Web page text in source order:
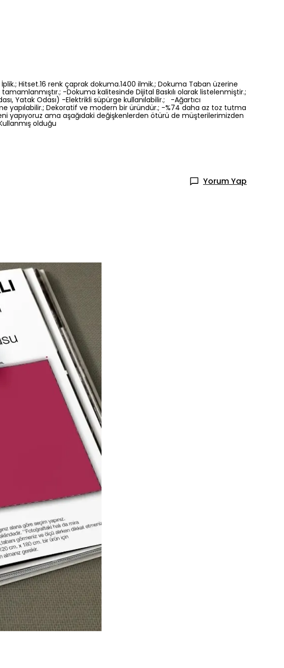
İplik.; Hitset.16 renk çaprak dokuma.1400 ilmik.; Dokuma Taban üzerine
-Dokuma kalitesinde Dijital Baskılı olarak listelenmiştir.;
Yatak Odası) -Elektrikli süpürge kullanılabilir.; -Ağartıcı
yapılabilir.; Dekoratif ve modern bir üründür.; -%74 daha az toz tutma
yapıyoruz ama aşağıdaki değişkenlerden ötürü de müşterilerimizden
olduğu
Yorum Yap